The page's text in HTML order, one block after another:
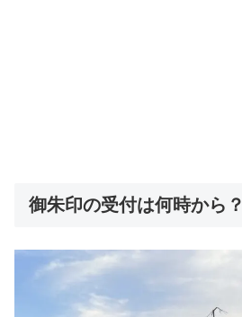
御朱印の受付は何時から？